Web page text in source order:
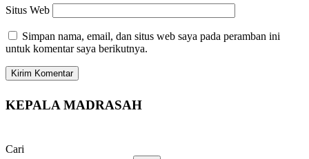
Situs Web
Simpan nama, email, dan situs web saya pada peramban ini
untuk komentar saya berikutnya.
KEPALA MADRASAH
Cari